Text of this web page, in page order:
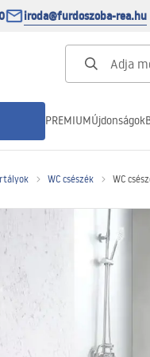
iroda@furdoszoba-rea.hu
PREMIUMÚjdonságok
WC csészék WC